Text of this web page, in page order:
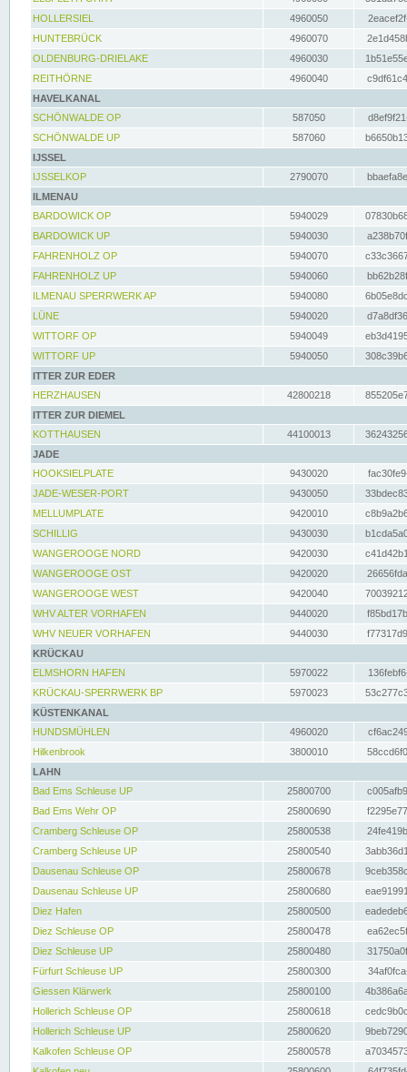
HOLLERSIEL
4960050
HUNTEBRÜCK
4960070
OLDENBURG-DRIELAKE
4960030
REITHÖRNE
4960040
HAVELKANAL
SCHÖNWALDE OP
587050
SCHÖNWALDE UP
587060
IJSSEL
IJSSELKOP
2790070
ILMENAU
BARDOWICK OP
5940029
BARDOWICK UP
5940030
FAHRENHOLZ OP
5940070
FAHRENHOLZ UP
5940060
ILMENAU SPERRWERK AP
5940080
LÜNE
5940020
WITTORF OP
5940049
WITTORF UP
5940050
ITTER ZUR EDER
HERZHAUSEN
42800218
ITTER ZUR DIEMEL
KOTTHAUSEN
44100013
JADE
HOOKSIELPLATE
9430020
JADE-WESER-PORT
9430050
MELLUMPLATE
9420010
SCHILLIG
9430030
WANGEROOGE NORD
9420030
WANGEROOGE OST
9420020
WANGEROOGE WEST
9420040
WHV ALTER VORHAFEN
9440020
WHV NEUER VORHAFEN
9440030
KRÜCKAU
ELMSHORN HAFEN
5970022
KRÜCKAU-SPERRWERK BP
5970023
KÜSTENKANAL
HUNDSMÜHLEN
4960020
Hilkenbrook
3800010
LAHN
Bad Ems Schleuse UP
25800700
Bad Ems Wehr OP
25800690
Cramberg Schleuse OP
25800538
Cramberg Schleuse UP
25800540
Dausenau Schleuse OP
25800678
Dausenau Schleuse UP
25800680
Diez Hafen
25800500
Diez Schleuse OP
25800478
Diez Schleuse UP
25800480
Fürfurt Schleuse UP
25800300
Giessen Klärwerk
25800100
Hollerich Schleuse OP
25800618
Hollerich Schleuse UP
25800620
Kalkofen Schleuse OP
25800578